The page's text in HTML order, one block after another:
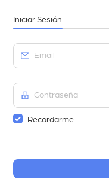
Iniciar Sesión
Recordarme